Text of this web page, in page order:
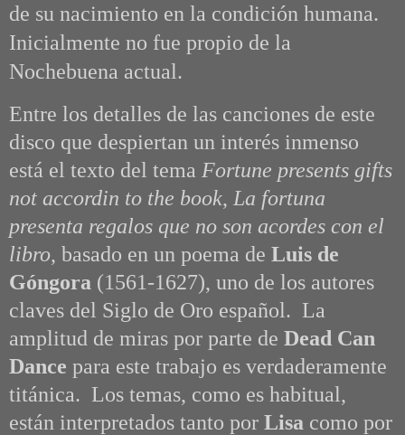
de su nacimiento en la condición humana.
Inicialmente no fue propio de la
Nochebuena actual.
Entre los detalles de las canciones de este
disco que despiertan un interés inmenso
está el texto del tema Fortune presents gifts
not accordin to the book, La fortuna
presenta regalos que no son acordes con el
libro, basado en un poema de Luis de
Góngora (1561-1627), uno de los autores
claves del Siglo de Oro español. La
amplitud de miras por parte de Dead Can
Dance para este trabajo es verdaderamente
titánica. Los temas, como es habitual,
están interpretados tanto por Lisa como por